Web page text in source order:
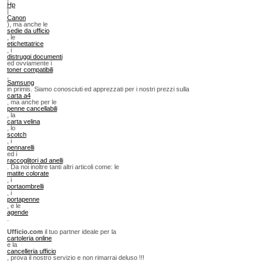
Hp
|
Canon
), ma anche le
sedie da ufficio
, le
etichettatrice
, i
distruggi documenti
ed ovviamente i
toner compatibili
Samsung
in primis. Siamo conosciuti ed apprezzati per i nostri prezzi sulla
carta a4
, ma anche per le
penne cancellabili
, la
carta velina
, lo
scotch
, i
pennarelli
ed i
raccoglitori ad anelli
. Da noi inoltre tanti altri articoli come: le
matite colorate
, i
portaombrelli
, i
portapenne
, e le
agende
Ufficio.com il tuo partner ideale per la
cartoleria online
e la
cancelleria ufficio
, prova il nostro servizio e non rimarrai deluso !!!